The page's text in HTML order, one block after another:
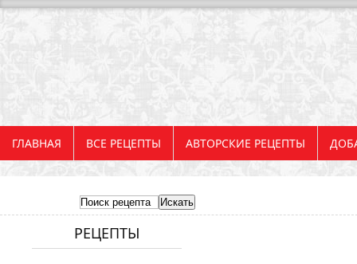
ГЛАВНАЯ ВСЕ РЕЦЕПТЫ АВТОРСКИЕ РЕЦЕПТЫ
РЕЦЕПТЫ